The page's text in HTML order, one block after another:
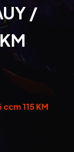
/
115 KM